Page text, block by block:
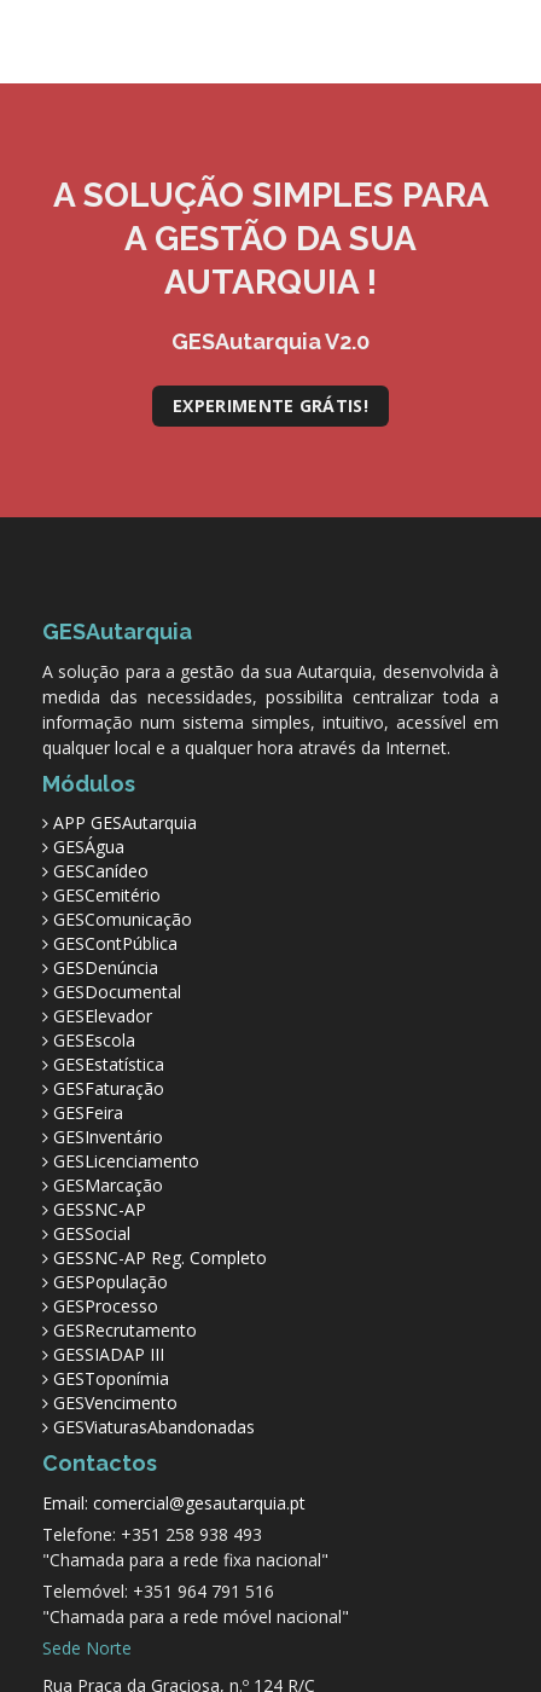
A SOLUÇÃO SIMPLES PARA
A GESTÃO DA SUA
AUTARQUIA !
GESAutarquia V2.0
EXPERIMENTE GRÁTIS!
GESAutarquia
A solução para a gestão da sua Autarquia, desenvolvida à
medida das necessidades, possibilita centralizar toda a
informação num sistema simples, intuitivo, acessível em
qualquer local e a qualquer hora através da Internet.
Módulos
APP GESAutarquia
GESÁgua
GESCanídeo
GESCemitério
GESComunicação
GESContPública
GESDenúncia
GESDocumental
GESElevador
GESEscola
GESEstatística
GESFaturação
GESFeira
GESInventário
GESLicenciamento
GESMarcação
GESSNC-AP
GESSocial
GESSNC-AP Reg. Completo
GESPopulação
GESProcesso
GESRecrutamento
GESSIADAP III
GESToponímia
GESVencimento
GESViaturasAbandonadas
Contactos
Email: comercial@gesautarquia.pt
Telefone: +351 258 938 493
"Chamada para a rede fixa nacional"
Telemóvel: +351 964 791 516
"Chamada para a rede móvel nacional"
Sede Norte
Rua Praça da Graciosa, n.º 124 R/C